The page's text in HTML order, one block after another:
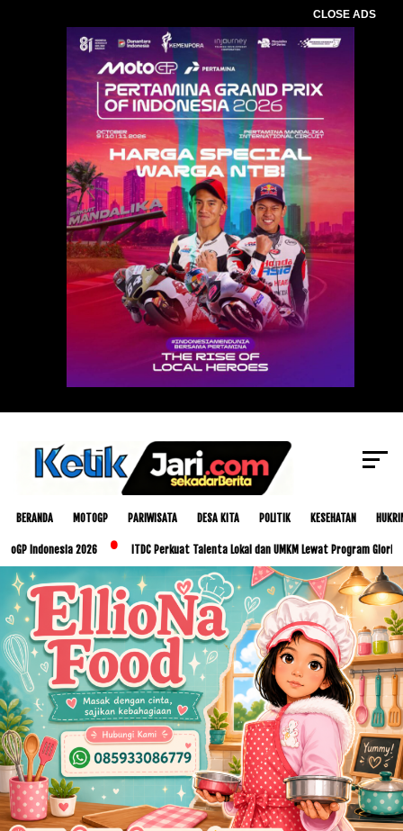
CLOSE ADS
BERANDA MOTOGP PARIWISATA DESA KITA POLITIK KESEHATAN
2026 ITDC Perkuat Talenta Lokal dan UMKM Lewat Program Glorious Golo